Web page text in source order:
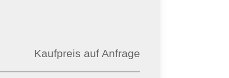
Kaufpreis auf Anfrage